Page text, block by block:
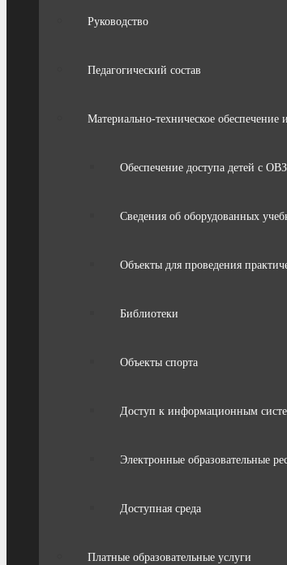
Руководство
Педагогический состав
Материально-техническое обеспечение
Обеспечение доступа детей с
Сведения об оборудованных
Объекты для проведения
Библиотеки
Объекты спорта
Доступ к информационным
Электронные образовательные
Доступная среда
Платные образовательные услуги